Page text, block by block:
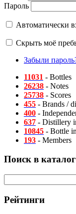
Пароль
Автоматически
Скрыть моё
Забыли
11031 - Bottles
26238 - Notes
25738 - Scores
455 - Brands /
400 -
637 - Distillery
10845 - Bottle
193 - Members
Поиск в
Рейтинги